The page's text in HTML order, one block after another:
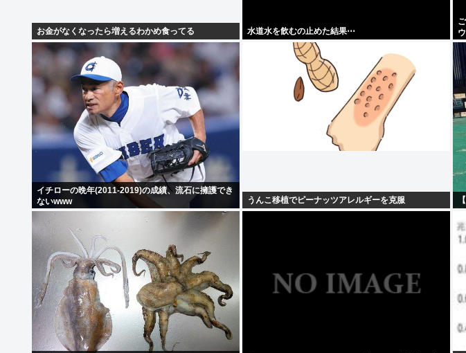
お金がなくなったら増えるわかめ食ってる 水道水を飲むの止めた結果⋯
イチローの晩年(2011-2019)の成績、流石に擁護でき
ないwww
うんこ移植でピーナッツアレルギーを克服